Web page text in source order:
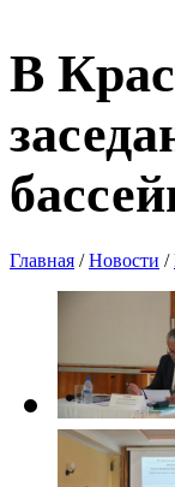
В
Главная / Новости /